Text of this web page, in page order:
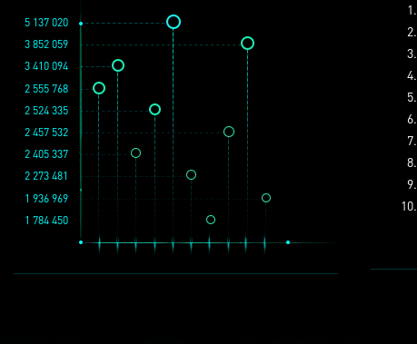
1 936 969
3 852 059
2 457 532
1 784 450
2 273 481
5 137 020
2 524 335
2 405 337
3 410 094
2 555 768
1.
2.
3.
4.
5.
6.
7.
8.
9.
10.